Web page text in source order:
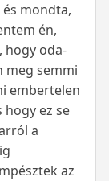
mondta,
én,
hogy oda-
meg semmi
embertelen
hogy ez se
a
az